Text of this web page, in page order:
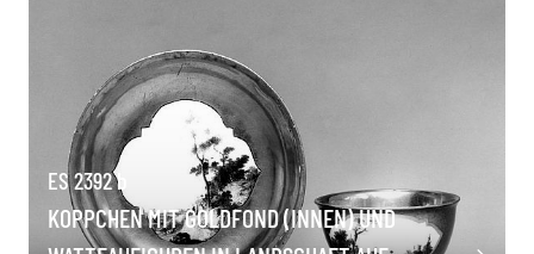
ES 2392 b
KOPPCHEN MIT GOLDFOND (INNEN) UND